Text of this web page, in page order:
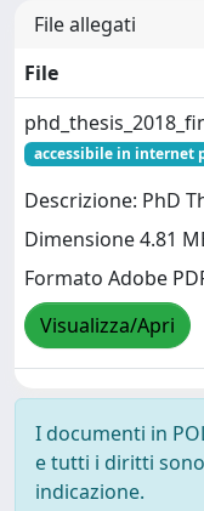
File allegati
File
accessibile in internet
Descrizione: PhD
Dimensione 4.81
Formato Adobe
Visualizza/Apri
I documenti in
e tutti i diritti
indicazione.